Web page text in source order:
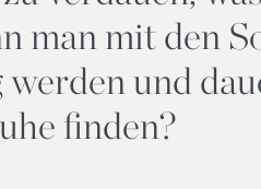
man mit den
und
finden?